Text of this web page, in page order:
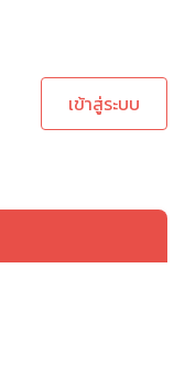
เข้าสู่ระบบ